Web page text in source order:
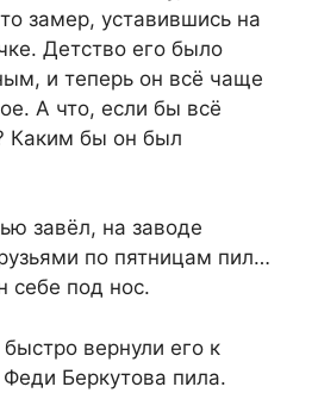
замер, уставившись на
Детство его было
и теперь он всё чаще
А что, если бы всё
Каким бы он был
завёл, на заводе
по пятницам пил…
себе под нос.
вернули его к
Беркутова пила.